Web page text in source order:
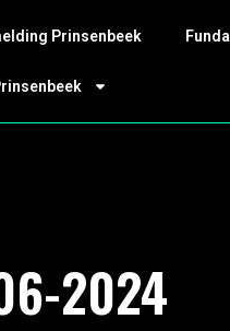
Prinsenbeek Funda
2024